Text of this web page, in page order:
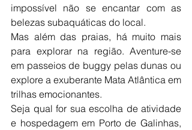
impossível não se encantar com as
belezas subaquáticas do local.
Mas além das praias, há muito mais
para explorar na região. Aventure-se
em passeios de buggy pelas dunas ou
explore a exuberante Mata Atlântica em
trilhas emocionantes.
Seja qual for sua escolha de atividade
e hospedagem em Porto de Galinhas,